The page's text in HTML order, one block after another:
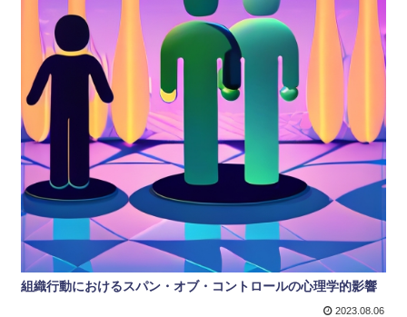
組織行動におけるスパン・オブ・コントロールの心理学的影響
2023.08.06